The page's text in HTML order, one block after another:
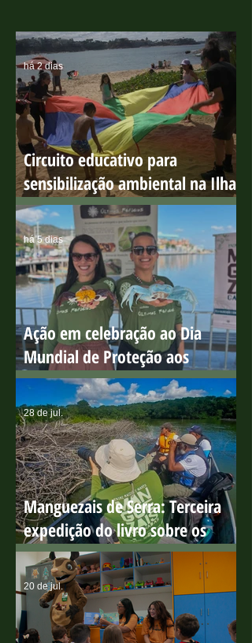
MAIS RECENTE
Circuito educativo para
sensibilização ambiental na Ilha
do Boi
há 2 dias
Ação em celebração ao Dia
Mundial de Proteção aos
Manguezais
há 5 dias
Manguezais de Serra: Terceira
expedição do livro sobre os
manguezais capixabas
28 de jul.
20 de jul.